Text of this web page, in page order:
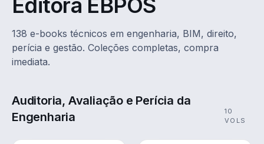
Editora EBPÓS
138 e-books técnicos em engenharia, BIM, direito,
perícia e gestão. Coleções completas, compra
imediata.
Auditoria, Avaliação e Perícia da
Engenharia
10
VOLS